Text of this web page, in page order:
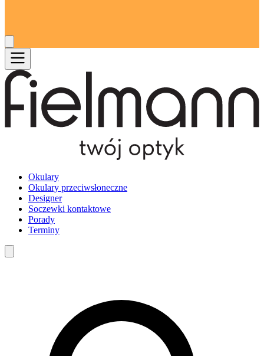
Okulary
Okulary przeciwsłoneczne
Designer
Soczewki kontaktowe
Porady
Terminy